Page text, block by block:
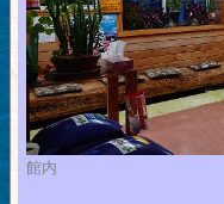
館内